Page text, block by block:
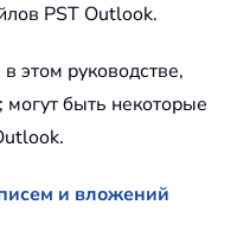
PST Outlook.
этом руководстве,
быть некоторые
и вложений